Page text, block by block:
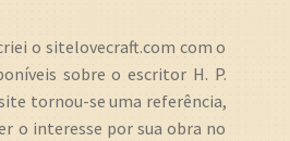
o sitelovecraft.com com o
sobre o escritor H. P.
tornou-se uma referência,
o interesse por sua obra no